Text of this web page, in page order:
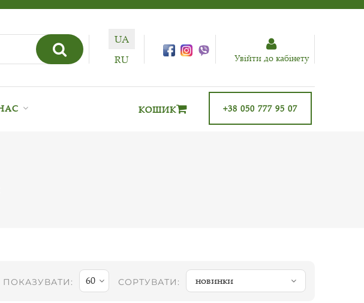
UA
RU
Увiйти до кабiнету
+38 050 777 95 07
КОШИК
ПОКАЗУВАТИ: 60 СОРТУВАТИ: новинки